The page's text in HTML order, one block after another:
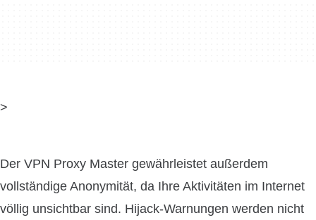
>
Der VPN Proxy Master gewährleistet außerdem
vollständige Anonymität, da Ihre Aktivitäten im Internet
völlig unsichtbar sind. Hijack-Warnungen werden nicht